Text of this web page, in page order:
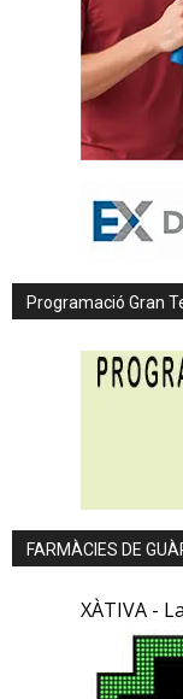
Programació Gran
FARMÀCIES DE
XÀTIVA -